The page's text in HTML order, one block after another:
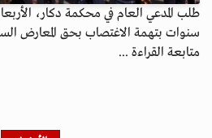
طلب المدعي العام في محكمة دكار،
سنوات بتهمة الاغتصاب بحق المعارض
متابعة القراءة ...